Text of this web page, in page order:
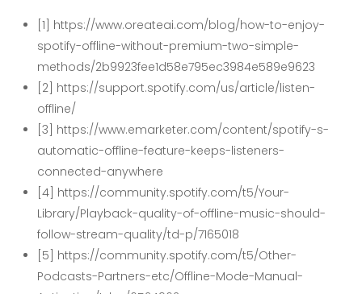
[1] https://www.oreateai.com/blog/how-to-enjoy-
spotify-offline-without-premium-two-simple-
methods/2b9923fee1d58e795ec3984e589e9623
[2] https://support.spotify.com/us/article/listen-
offline/
[3] https://www.emarketer.com/content/spotify-s-
automatic-offline-feature-keeps-listeners-
connected-anywhere
[4] https://community.spotify.com/t5/Your-
Library/Playback-quality-of-offline-music-should-
follow-stream-quality/td-p/7165018
[5] https://community.spotify.com/t5/Other-
Podcasts-Partners-etc/Offline-Mode-Manual-